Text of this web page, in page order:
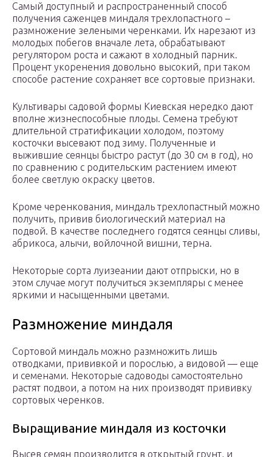
Самый доступный и распространенный способ
получения саженцев миндаля трехлопастного –
размножение зелеными черенками. Их нарезают из
молодых побегов вначале лета, обрабатывают
регулятором роста и сажают в холодный парник.
Процент укоренения довольно высокий, при таком
способе растение сохраняет все сортовые признаки.
Культивары садовой формы Киевская нередко дают
вполне жизнеспособные плоды. Семена требуют
длительной стратификации холодом, поэтому
косточки высевают под зиму. Полученные и
выжившие сеянцы быстро растут (до 30 см в год), но
по сравнению с родительским растением имеют
более светлую окраску цветов.
Кроме черенкования, миндаль трехлопастный можно
получить, привив биологический материал на
подвой. В качестве последнего годятся сеянцы сливы,
абрикоса, алычи, войлочной вишни, терна.
Некоторые сорта луизеании дают отпрыски, но в
этом случае могут получиться экземпляры с менее
яркими и насыщенными цветами.
Размножение миндаля
Сортовой миндаль можно размножить лишь
отводками, прививкой и порослью, а видовой — еще
и семенами. Некоторые садоводы самостоятельно
растят подвои, а потом на них производят прививку
сортовых черенков.
Выращивание миндаля из косточки
Высев семян производится в открытый грунт, и